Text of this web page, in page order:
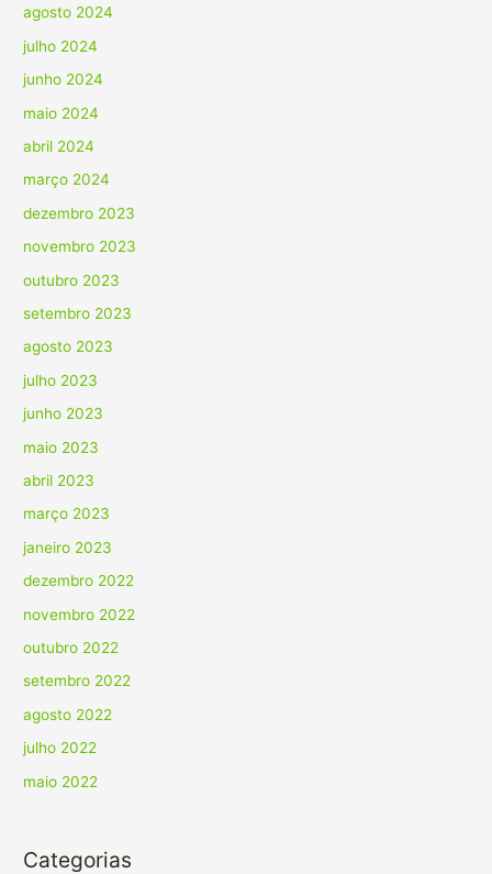
agosto 2024
julho 2024
junho 2024
maio 2024
abril 2024
março 2024
dezembro 2023
novembro 2023
outubro 2023
setembro 2023
agosto 2023
julho 2023
junho 2023
maio 2023
abril 2023
março 2023
janeiro 2023
dezembro 2022
novembro 2022
outubro 2022
setembro 2022
agosto 2022
julho 2022
maio 2022
Categorias